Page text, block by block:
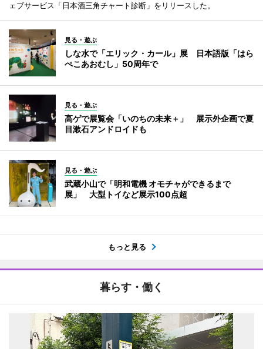
ェブサービス「日本酒三角チャート診断」をリリースした。
見る・遊ぶ
しな水で「エリック・カール」展 日本語版「はら
ぺこあおむし」50周年で
見る・遊ぶ
高ゲで展覧会「いのちの未来＋」 展示外企画で夏
目漱石アンドロイドも
見る・遊ぶ
武蔵小山で「明和電機 オモチャができるまで
展」 大型トイなど展示100点超
もっと見る
暮らす・働く